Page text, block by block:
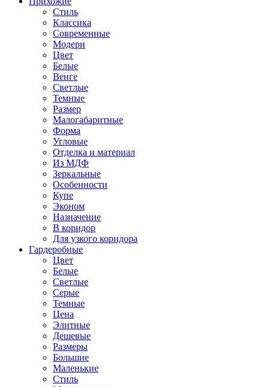
Стиль
Классика
Современные
Модерн
Цвет
Белые
Венге
Светлые
Темные
Размер
Малогабаритные
Форма
Угловые
Отделка и материал
Из МДФ
Зеркальные
Особенности
Купе
Эконом
Назначение
В коридор
Для узкого коридора
Гардеробные
Цвет
Белые
Светлые
Серые
Темные
Цена
Элитные
Дешевые
Размеры
Большие
Маленькие
Стиль